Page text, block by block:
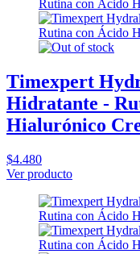
Timexpert
Hidratante -
Hialurónico
$4.480
Ver producto